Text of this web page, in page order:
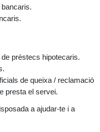
préstecs hipotecaris.
de queixa / reclamació
presta el servei.
a ajudar-te i a